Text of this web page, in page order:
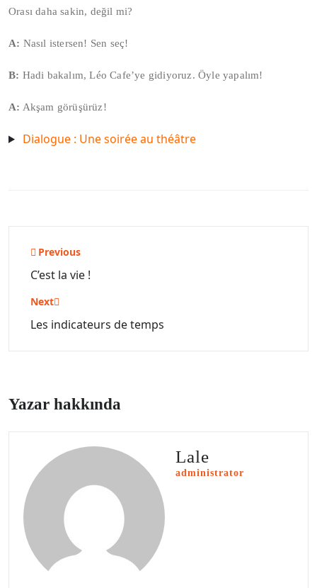
Orası daha sakin, değil mi?
A: Nasıl istersen! Sen seç!
B: Hadi bakalım, Léo Cafe’ye gidiyoruz. Öyle yapalım!
A: Akşam görüşürüz!
Dialogue : Une soirée au théâtre
Yazı
gezinmesi
Previous
C’est la vie !
Next
Les indicateurs de temps
Yazar hakkında
Lale
administrator